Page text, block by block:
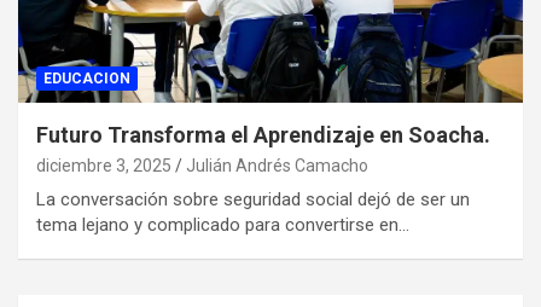
EDUCACION
Futuro Transforma el Aprendizaje en Soacha.
diciembre 3, 2025 Julián Andrés Camacho
La conversación sobre seguridad social dejó de ser un
tema lejano y complicado para convertirse en…